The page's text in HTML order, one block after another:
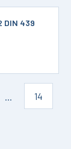
DIN 439
... 14